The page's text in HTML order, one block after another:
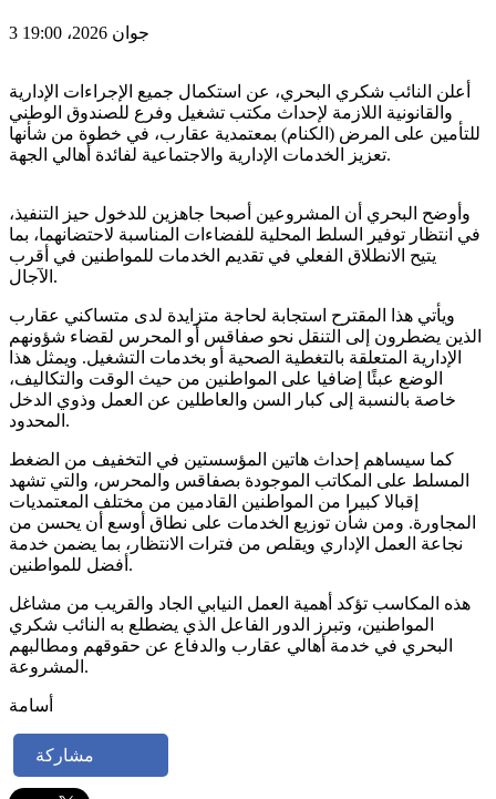
3 جوان 2026، 19:00
أعلن النائب شكري البحري، عن استكمال جميع الإجراءات الإدارية
والقانونية اللازمة لإحداث مكتب تشغيل وفرع للصندوق الوطني
للتأمين على المرض (الكنام) بمعتمدية عقارب، في خطوة من شأنها
تعزيز الخدمات الإدارية والاجتماعية لفائدة أهالي الجهة.
وأوضح البحري أن المشروعين أصبحا جاهزين للدخول حيز التنفيذ،
في انتظار توفير السلط المحلية للفضاءات المناسبة لاحتضانهما، بما
يتيح الانطلاق الفعلي في تقديم الخدمات للمواطنين في أقرب
الآجال.
ويأتي هذا المقترح استجابة لحاجة متزايدة لدى متساكني عقارب
الذين يضطرون إلى التنقل نحو صفاقس أو المحرس لقضاء شؤونهم
الإدارية المتعلقة بالتغطية الصحية أو بخدمات التشغيل. ويمثل هذا
الوضع عبئًا إضافيا على المواطنين من حيث الوقت والتكاليف،
خاصة بالنسبة إلى كبار السن والعاطلين عن العمل وذوي الدخل
المحدود.
كما سيساهم إحداث هاتين المؤسستين في التخفيف من الضغط
المسلط على المكاتب الموجودة بصفاقس والمحرس، والتي تشهد
إقبالا كبيرا من المواطنين القادمين من مختلف المعتمديات
المجاورة. ومن شأن توزيع الخدمات على نطاق أوسع أن يحسن من
نجاعة العمل الإداري ويقلص من فترات الانتظار، بما يضمن خدمة
أفضل للمواطنين.
هذه المكاسب تؤكد أهمية العمل النيابي الجاد والقريب من مشاغل
المواطنين، وتبرز الدور الفاعل الذي يضطلع به النائب شكري
البحري في خدمة أهالي عقارب والدفاع عن حقوقهم ومطالبهم
المشروعة.
أسامة
مشاركة